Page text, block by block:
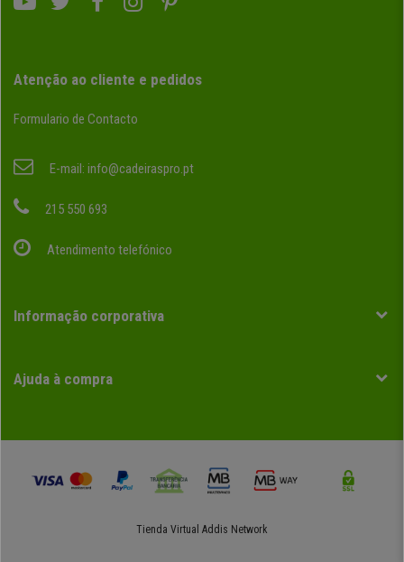
Atenção ao cliente e pedidos
Formulario de Contacto
E-mail: info@cadeiraspro.pt
215 550 693
Atendimento telefónico
Informação corporativa
Ajuda à compra
Tienda Virtual Addis Network